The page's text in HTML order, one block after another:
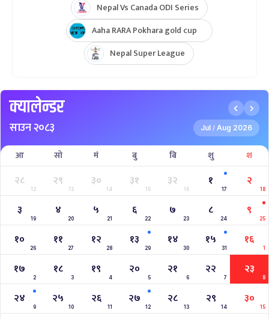
Nepal Vs Canada ODI Series
Aaha RARA Pokhara gold cup
Nepal Super League
क्यालेन्डर
साउन २०८३ Jul / Aug 2026
आ सो मं बु बि शु श
२८
12
२९
13
३०
14
३१
15
३२
16
१
17
२
18
३
19
४
20
५
21
६
22
७
23
८
24
९
25
१०
26
११
27
१२
28
१३
29
१४
30
१५
31
१६
1
१७
2
१८
3
१९
4
२०
5
२१
6
२२
7
२३
8
२४
9
२५
10
२६
11
२७
12
२८
13
२९
14
३०
15